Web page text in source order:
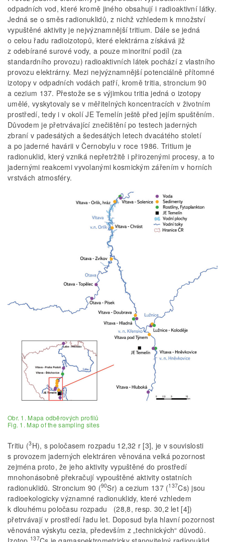
odpadních vod, které kromě jiného obsahují i radioaktivní látky.
Jedná se o směs radionuklidů, z nichž vzhledem k množství
vypuštěné aktivity je nejvýznamnější tritium. Dále se jedná
o celou řadu radioizotopů, které elektrárna získává již
z odebírané surové vody, a pouze minoritní podíl (za
standardního provozu) radioaktivních látek pochází z vlastního
provozu elektrárny. Mezi nejvýznamnější potenciálně přítomné
izotopy v odpadních vodách patří, kromě tritia, stroncium 90
a cezium 137. Přestože se s výjimkou tritia jedná o izotopy
umělé, vyskytovaly se v měřitelných koncentracích v životním
prostředí, tedy i v okolí JE Temelín ještě před jejím spuštěním.
Důvodem je přetrvávající znečištění po testech jaderných
zbraní v padesátých a šedesátých letech dvacátého století
a po jaderné havárii v Černobylu v roce 1986. Tritium je
radionuklid, který vzniká nepřetržitě i přirozenými procesy, a to
jadernými reakcemi vyvolanými kosmickým zářením v horních
vrstvách atmosféry.
Obr. 1. Mapa odběrových profilů
Fig. 1. Map of the sampling sites
Tritiu (3H), s poločasem rozpadu 12,32 r [3], je v souvislosti
s provozem jaderných elektráren věnována velká pozornost
zejména proto, že jeho aktivity vypuštěné do prostředí
mnohonásobně překračují vypouštěné aktivity ostatních
radionuklidů. Stroncium 90 (90Sr) a cezium 137 (137Cs) jsou
radioekologicky významné radionuklidy, které vzhledem
k dlouhému poločasu rozpadu (28,8, resp. 30,2 let [4])
přetrvávají v prostředí řadu let. Doposud byla hlavní pozornost
věnována výskytu cezia, především z „technických“ důvodů.
137